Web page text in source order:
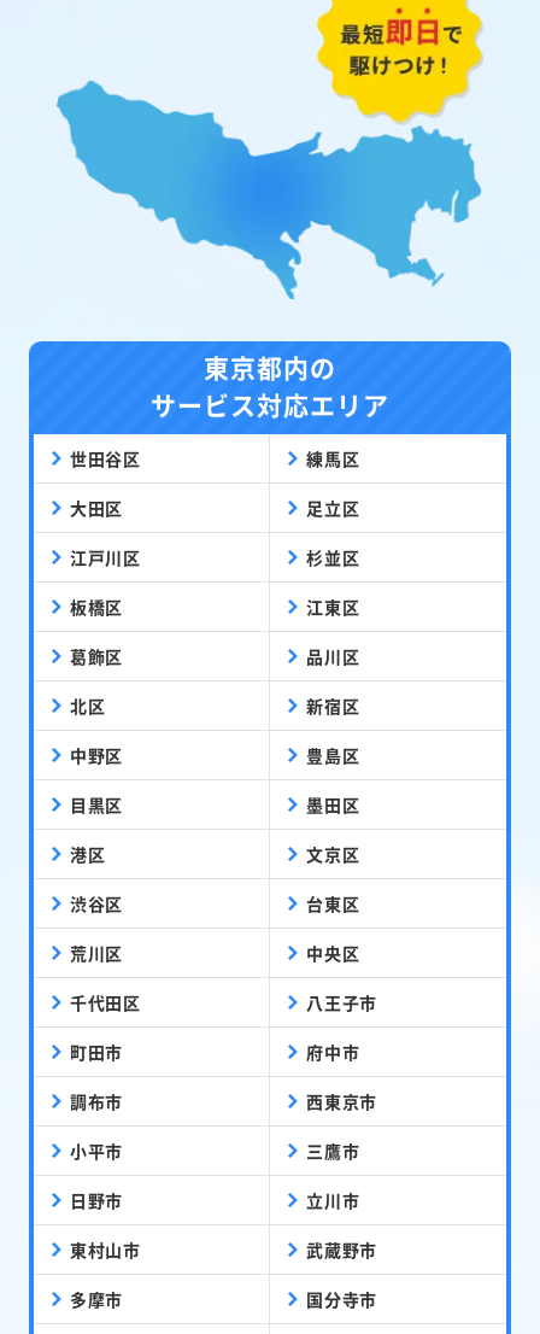
東京都内の
サービス対応エリア
世田谷区 練馬区
大田区 足立区
江戸川区 杉並区
板橋区 江東区
葛飾区 品川区
北区 新宿区
中野区 豊島区
目黒区 墨田区
港区 文京区
渋谷区 台東区
荒川区 中央区
千代田区 八王子市
町田市 府中市
調布市 西東京市
小平市 三鷹市
日野市 立川市
東村山市 武蔵野市
多摩市 国分寺市